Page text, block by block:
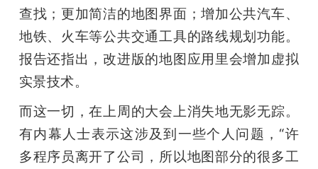
机
查找；更加简洁的地图界面；增加公共汽车、
地铁、火车等公共交通工具的路线规划功能。
报告还指出，改进版的地图应用里会增加虚拟
实景技术。
而这一切，在上周的大会上消失地无影无踪。
有内幕人士表示这涉及到一些个人问题，“许
多程序员离开了公司，所以地图部分的很多工